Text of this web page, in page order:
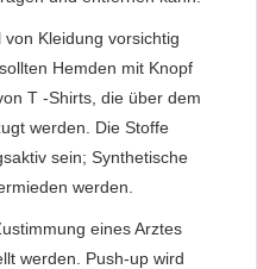
Kleidung vorsichtig
Hemden mit Knopf
T -Shirts, die über dem
werden. Die Stoffe
sein; Synthetische
werden.
eines Arztes
werden. Push-up wird